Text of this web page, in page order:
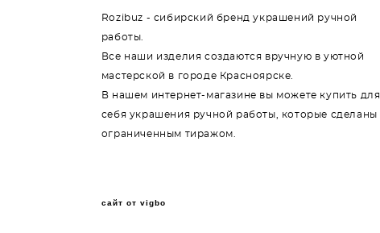
Rozibuz - сибирский бренд украшений ручной
работы.
Все наши изделия создаются вручную в уютной
мастерской в городе Красноярске.
В нашем интернет-магазине вы можете купить для
себя украшения ручной работы, которые сделаны
ограниченным тиражом.
сайт от vigbo